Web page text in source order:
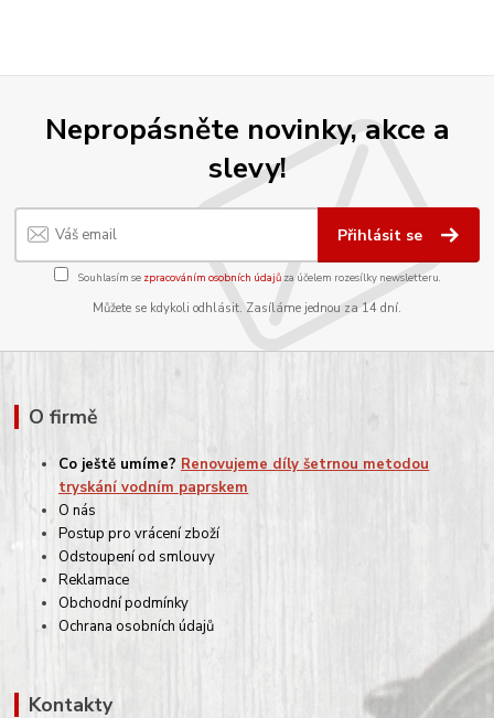
Nepropásněte novinky, akce a
slevy!
Přihlásit se
Souhlasím se zpracováním osobních údajůza účelem rozesílky newsletteru.
Můžete se kdykoli odhlásit. Zasíláme jednou za 14 dní.
O firmě
Co ještě umíme? Renovujeme díly šetrnou metodou
tryskání vodním paprskem
O nás
Postup pro vrácení zboží
Odstoupení od smlouvy
Reklamace
Obchodní podmínky
Ochrana osobních údajů
Kontakty